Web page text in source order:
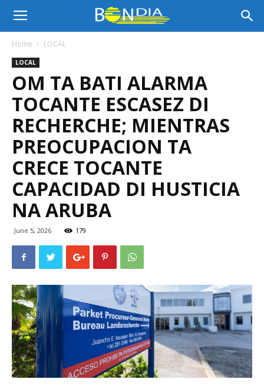
Bon
Dia
Aruba
Noticia
Aruba
Home LOCAL
LOCAL
OM TA BATI ALARMA
TOCANTE ESCASEZ DI
RECHERCHE; MIENTRAS
PREOCUPACION TA
CRECE TOCANTE
CAPACIDAD DI HUSTICIA
NA ARUBA
June 5, 2026 179